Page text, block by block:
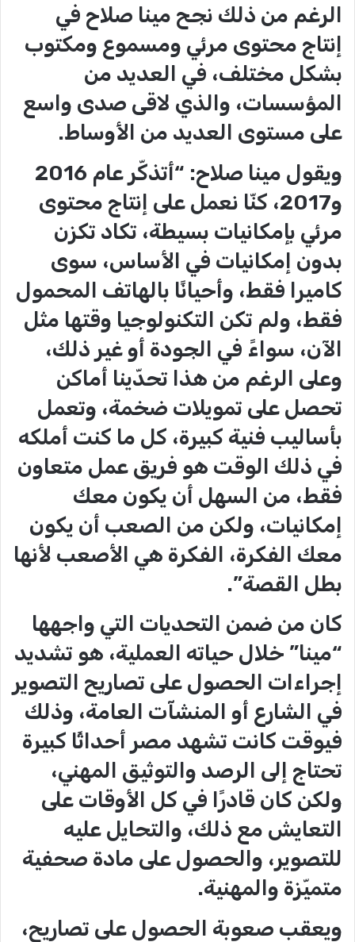
الرغم من ذلك نجح مينا صلاح في
إنتاج محتوى مرئي ومسموع ومكتوب
بشكل مختلف، في العديد من
المؤسسات، والذي لاقى صدى واسع
على مستوى العديد من الأوساط.
ويقول مينا صلاح: “أتذكّر عام 2016
و2017، كنّا نعمل على إنتاج محتوى
مرئي بإمكانيات بسيطة، تكاد تكزن
بدون إمكانيات في الأساس، سوى
كاميرا فقط، وأحيانًا بالهاتف المحمول
فقط، ولم تكن التكنولوجيا وقتها مثل
الآن، سواءً في الجودة أو غير ذلك،
وعلى الرغم من هذا تحدّينا أماكن
تحصل على تمويلات ضخمة، وتعمل
بأساليب فنية كبيرة، كل ما كنت أملكه
في ذلك الوقت هو فريق عمل متعاون
فقط، من السهل أن يكون معك
إمكانيات، ولكن من الصعب أن يكون
معك الفكرة، الفكرة هي الأصعب لأنها
بطل القصة”.
كان من ضمن التحديات التي واجهها
“مينا” خلال حياته العملية، هو تشديد
إجراءات الحصول على تصاريح التصوير
في الشارع أو المنشآت العامة، وذلك
فيوقت كانت تشهد مصر أحداثًا كبيرة
تحتاج إلى الرصد والتوثيق المهني،
ولكن كان قادرًا في كل الأوقات على
التعايش مع ذلك، والتحايل عليه
للتصوير، والحصول على مادة صحفية
متميّزة والمهنية.
ويعقب صعوبة الحصول على تصاريح،